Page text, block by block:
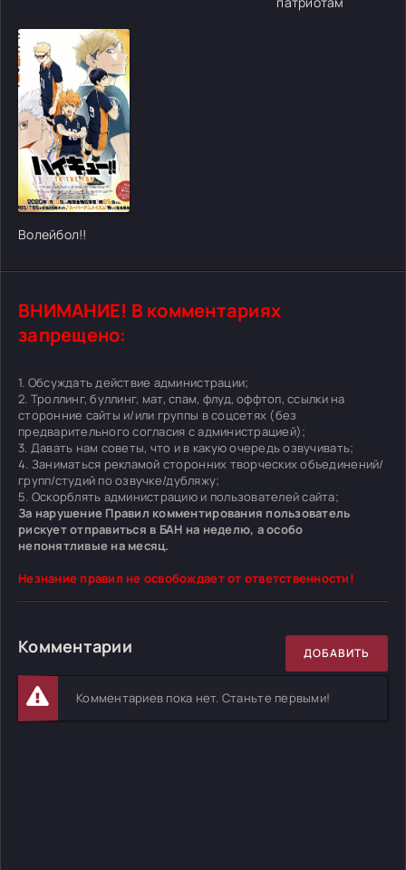
[/xfgiven_cvh_poster_urlcvh_poster_url]
Волейбол!!
ВНИМАНИЕ! В комментариях
запрещено:
1. Обсуждать действие администрации;
2. Троллинг, буллинг, мат, спам, флуд, оффтоп, ссылки на
сторонние сайты и/или группы в соцсетях (без
предварительного согласия с администрацией);
3. Давать нам советы, что и в какую очередь озвучивать;
4. Заниматься рекламой сторонних творческих объединений/
групп/студий по озвучке/дубляжу;
5. Оскорблять администрацию и пользователей сайта;
За нарушение Правил комментирования пользователь
рискует отправиться в БАН на неделю, а особо
непонятливые на месяц.
Незнание правил не освобождает от ответственности!
Комментарии ДОБАВИТЬ
Комментариев пока нет. Станьте первыми!